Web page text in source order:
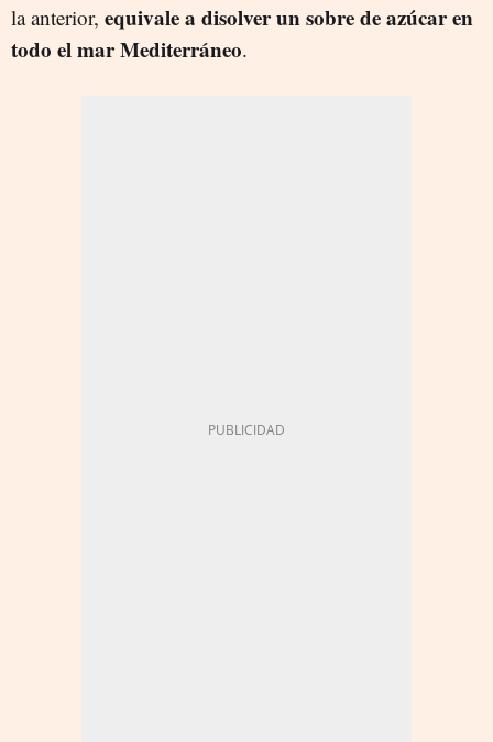
la anterior, equivale a disolver un sobre de azúcar en
todo el mar Mediterráneo.